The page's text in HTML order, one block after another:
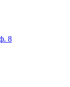
8